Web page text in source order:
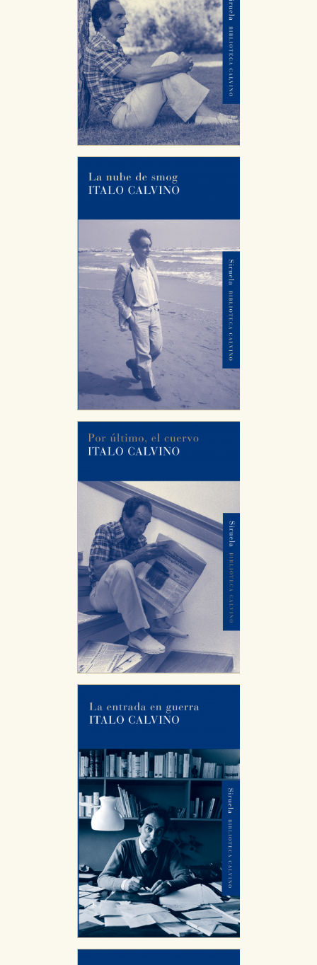
CONFIGURACIÓN DE COOKIES
HABILITAR TODO RECHAZAR TODO
Cookies necesarias
Estas cookies son necesarias para que nuestro sitio
web funcione y no es posible deshabilitarlas desde
nuestro sistema. Es posible hacerlo desde el
navegador, pero en ese caso es posible que algunas
áreas de nuestra web dejen de funcionar
correctamente.
Cookies de rendimiento y analíticas